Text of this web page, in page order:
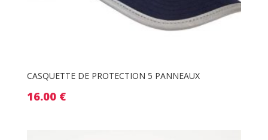
CASQUETTE DE PROTECTION 5 PANNEAUX
16.00 €